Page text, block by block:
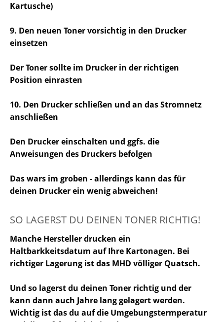
Kartusche)
9. Den neuen Toner vorsichtig in den Drucker
einsetzen
Der Toner sollte im Drucker in der richtigen
Position einrasten
10. Den Drucker schließen und an das Stromnetz
anschließen
Den Drucker einschalten und ggfs. die
Anweisungen des Druckers befolgen
Das wars im groben - allerdings kann das für
deinen Drucker ein wenig abweichen!
SO LAGERST DU DEINEN TONER RICHTIG!
Manche Hersteller drucken ein
Haltbarkkeitsdatum auf Ihre Kartonagen. Bei
richtiger Lagerung ist das MHD völliger Quatsch.
Und so lagerst du deinen Toner richtig und der
kann dann auch Jahre lang gelagert werden.
Wichtig ist das du auf die Umgebungstermperatur